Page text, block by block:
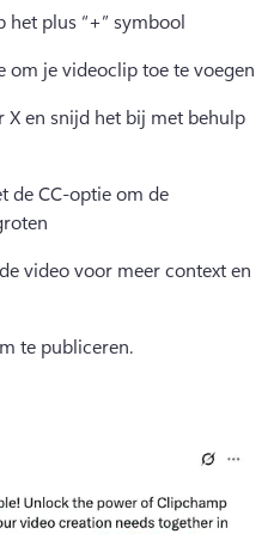
het plus “+” symbool
om je videoclip toe te voegen
X en snijd het bij met behulp
de CC-optie om de
video voor meer context en
te publiceren.